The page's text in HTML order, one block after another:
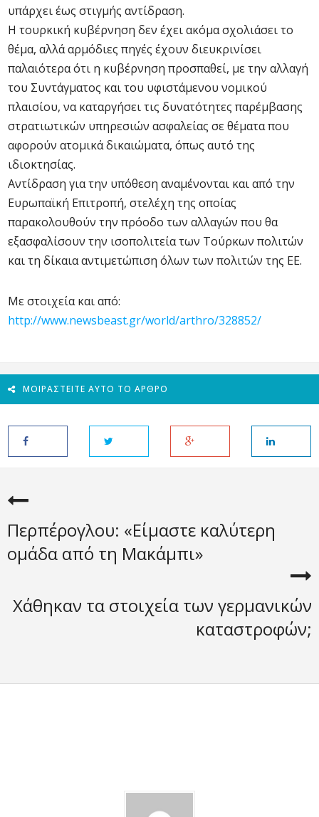
υπάρχει έως στιγμής αντίδραση.
Η τουρκική κυβέρνηση δεν έχει ακόμα σχολιάσει το
θέμα, αλλά αρμόδιες πηγές έχουν διευκρινίσει
παλαιότερα ότι η κυβέρνηση προσπαθεί, με την αλλαγή
του Συντάγματος και του υφιστάμενου νομικού
πλαισίου, να καταργήσει τις δυνατότητες παρέμβασης
στρατιωτικών υπηρεσιών ασφαλείας σε θέματα που
αφορούν ατομικά δικαιώματα, όπως αυτό της
ιδιοκτησίας.
Αντίδραση για την υπόθεση αναμένονται και από την
Ευρωπαϊκή Επιτροπή, στελέχη της οποίας
παρακολουθούν την πρόοδο των αλλαγών που θα
εξασφαλίσουν την ισοπολιτεία των Τούρκων πολιτών
και τη δίκαια αντιμετώπιση όλων των πολιτών της ΕΕ.
Με στοιχεία και από:
http://www.newsbeast.gr/world/arthro/328852/
ΜΟΙΡΑΣΤΕΊΤΕ ΑΥΤΌ ΤΟ ΆΡΘΡΟ
Περπέρογλου: «Είμαστε καλύτερη
ομάδα από τη Μακάμπι»
Χάθηκαν τα στοιχεία των γερμανικών
καταστροφών;